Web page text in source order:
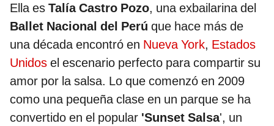
Ella es Talía Castro Pozo, una exbailarina del
Ballet Nacional del Perú que hace más de
una década encontró en Nueva York, Estados
Unidos el escenario perfecto para compartir su
amor por la salsa. Lo que comenzó en 2009
como una pequeña clase en un parque se ha
convertido en el popular 'Sunset Salsa', un